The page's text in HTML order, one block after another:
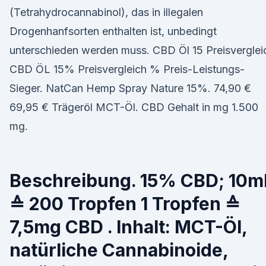
(Tetrahydrocannabinol), das in illegalen
Drogenhanfsorten enthalten ist, unbedingt
unterschieden werden muss. CBD Öl 15
CBD ÖL 15% Preisvergleich % Preis-Leistungs-
Sieger. NatCan Hemp Spray Nature 15%. 74,90 €
69,95 € Trägeröl MCT-Öl. CBD Gehalt in mg 1.500
mg.
Beschreibung. 15% CBD;
≙ 200 Tropfen 1 Tropfen ≙
7,5mg CBD . Inhalt: MCT-Öl,
natürliche Cannabinoide,